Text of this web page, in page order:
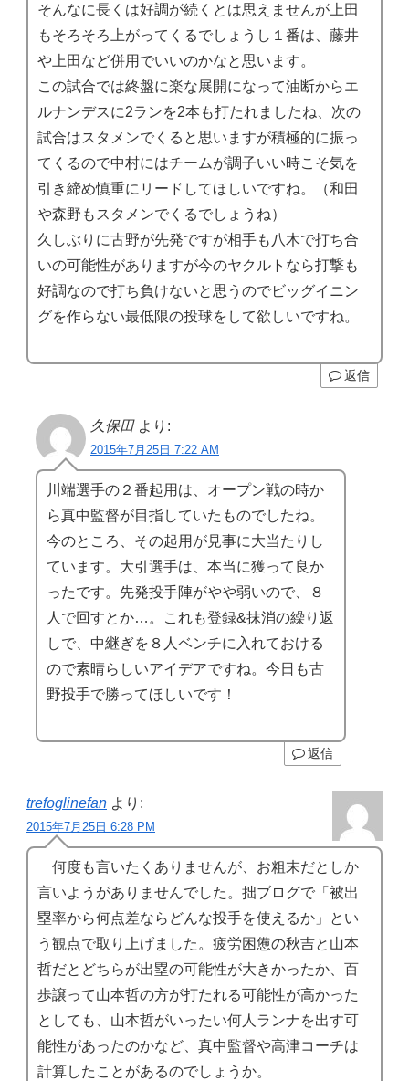
そんなに長くは好調が続くとは思えませんが上田
もそろそろ上がってくるでしょうし１番は、藤井
や上田など併用でいいのかなと思います。
この試合では終盤に楽な展開になって油断からエ
ルナンデスに2ランを2本も打たれましたね、次の
試合はスタメンでくると思いますが積極的に振っ
てくるので中村にはチームが調子いい時こそ気を
引き締め慎重にリードしてほしいですね。（和田
や森野もスタメンでくるでしょうね）
久しぶりに古野が先発ですが相手も八木で打ち合
いの可能性がありますが今のヤクルトなら打撃も
好調なので打ち負けないと思うのでビッグイニン
グを作らない最低限の投球をして欲しいですね。
返信
久保田 より:
2015年7月25日 7:22 AM
川端選手の２番起用は、オープン戦の時か
ら真中監督が目指していたものでしたね。
今のところ、その起用が見事に大当たりし
ています。大引選手は、本当に獲って良か
ったです。先発投手陣がやや弱いので、８
人で回すとか…。これも登録&抹消の繰り返
しで、中継ぎを８人ベンチに入れておける
ので素晴らしいアイデアですね。今日も古
野投手で勝ってほしいです！
返信
trefoglinefan より:
2015年7月25日 6:28 PM
何度も言いたくありませんが、お粗末だとしか
言いようがありませんでした。拙ブログで「被出
塁率から何点差ならどんな投手を使えるか」とい
う観点で取り上げました。疲労困憊の秋吉と山本
哲だとどちらが出塁の可能性が大きかったか、百
歩譲って山本哲の方が打たれる可能性が高かった
としても、山本哲がいったい何人ランナを出す可
能性があったのかなど、真中監督や高津コーチは
計算したことがあるのでしょうか。